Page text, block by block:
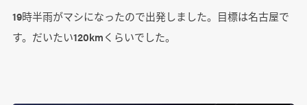
19時半雨がマシになったので出発しました。目標は名古屋で
す。だいたい120kmくらいでした。